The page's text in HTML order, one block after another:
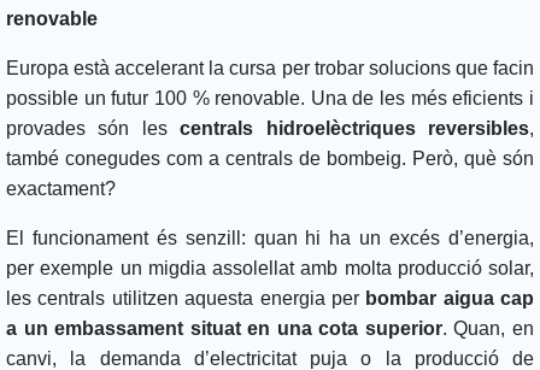
renovable
Europa està accelerant la cursa per trobar solucions que facin
possible un futur 100 % renovable. Una de les més eficients i
provades són lescentrals hidroelèctriques reversibles,
també conegudes com a centrals de bombeig. Però, què són
exactament?
El funcionament és senzill: quan hi ha un excés d’energia,
per exemple un migdia assolellat amb molta producció solar,
les centrals utilitzen aquesta energia per bombar aigua cap
a un embassament situat en una cota superior. Quan, en
canvi, la demanda d’electricitat puja o la producció de